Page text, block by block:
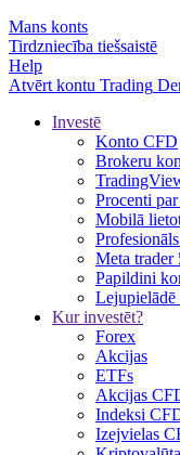
Mans konts
Tirdzniecība tiešsaistē
Help
Atvērt kontu Trading
Investē
Konto CFD
Brokeru
Procenti
Mobilā
Meta trader
Papildini
Kur investēt?
Forex
Akcijas
ETFs
Akcijas
Indeksi
Izejvielas